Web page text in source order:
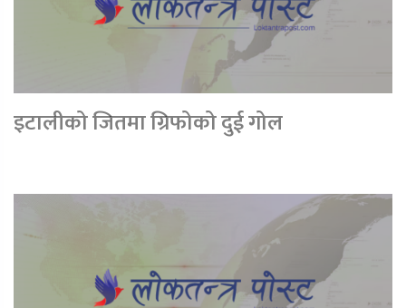
इटालीको जितमा ग्रिफोको दुई गोल